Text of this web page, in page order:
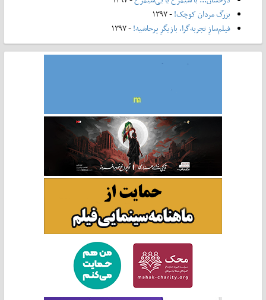
بزرگ مردان کوچک!- ۱۳۹۷
فیلم‌سازِ تجربه‌گرا، بازیگرِ پرحاشیه!- ۱۳۹۷